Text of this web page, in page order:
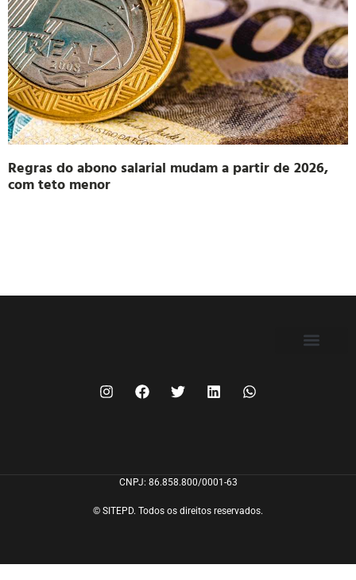
Regras do abono salarial mudam a partir de 2026,
com teto menor
CNPJ: 86.858.800/0001-63
© SITEPD. Todos os direitos reservados.